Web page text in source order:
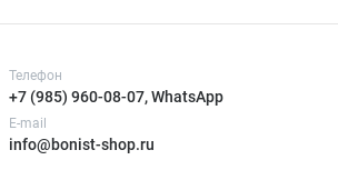
Телефон
+7 (985) 960-08-07, WhatsApp
E-mail
info@bonist-shop.ru